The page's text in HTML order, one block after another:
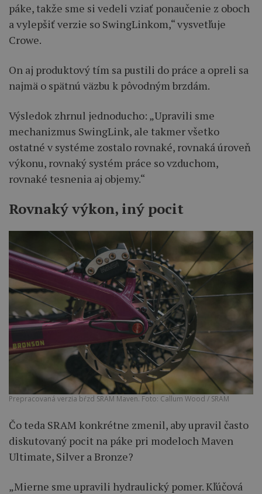
páke, takže sme si vedeli vziať ponaučenie z oboch
a vylepšiť verzie so SwingLinkom,“ vysvetľuje
Crowe.
On aj produktový tím sa pustili do práce a opreli sa
najmä o spätnú väzbu k pôvodným brzdám.
Výsledok zhrnul jednoducho: „Upravili sme
mechanizmus SwingLink, ale takmer všetko
ostatné v systéme zostalo rovnaké, rovnaká úroveň
výkonu, rovnaký systém práce so vzduchom,
rovnaké tesnenia aj objemy.“
Rovnaký výkon, iný pocit
Prepracovaná verzia bŕzd SRAM Maven. Foto: Callum Wood / SRAM
Čo teda SRAM konkrétne zmenil, aby upravil často
diskutovaný pocit na páke pri modeloch Maven
Ultimate, Silver a Bronze?
„Mierne sme upravili hydraulický pomer. Kľúčová